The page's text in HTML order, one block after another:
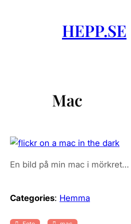
HEPP.SE
Mac
En bild på min mac i mörkret…
Categories: Hemma